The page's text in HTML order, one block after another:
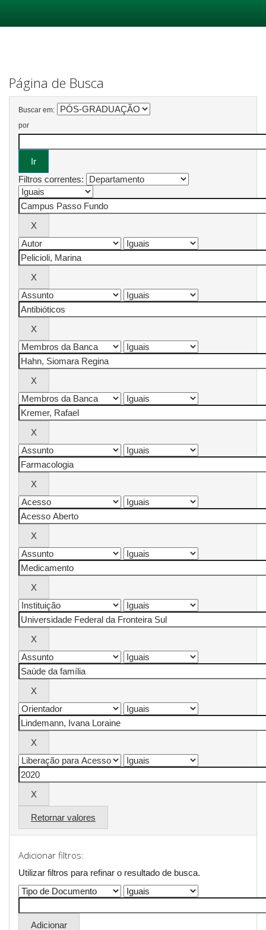
Página de Busca
Buscar em:
por
Filtros correntes:
Retornar valores
Adicionar filtros:
Utilizar filtros para refinar o resultado de busca.